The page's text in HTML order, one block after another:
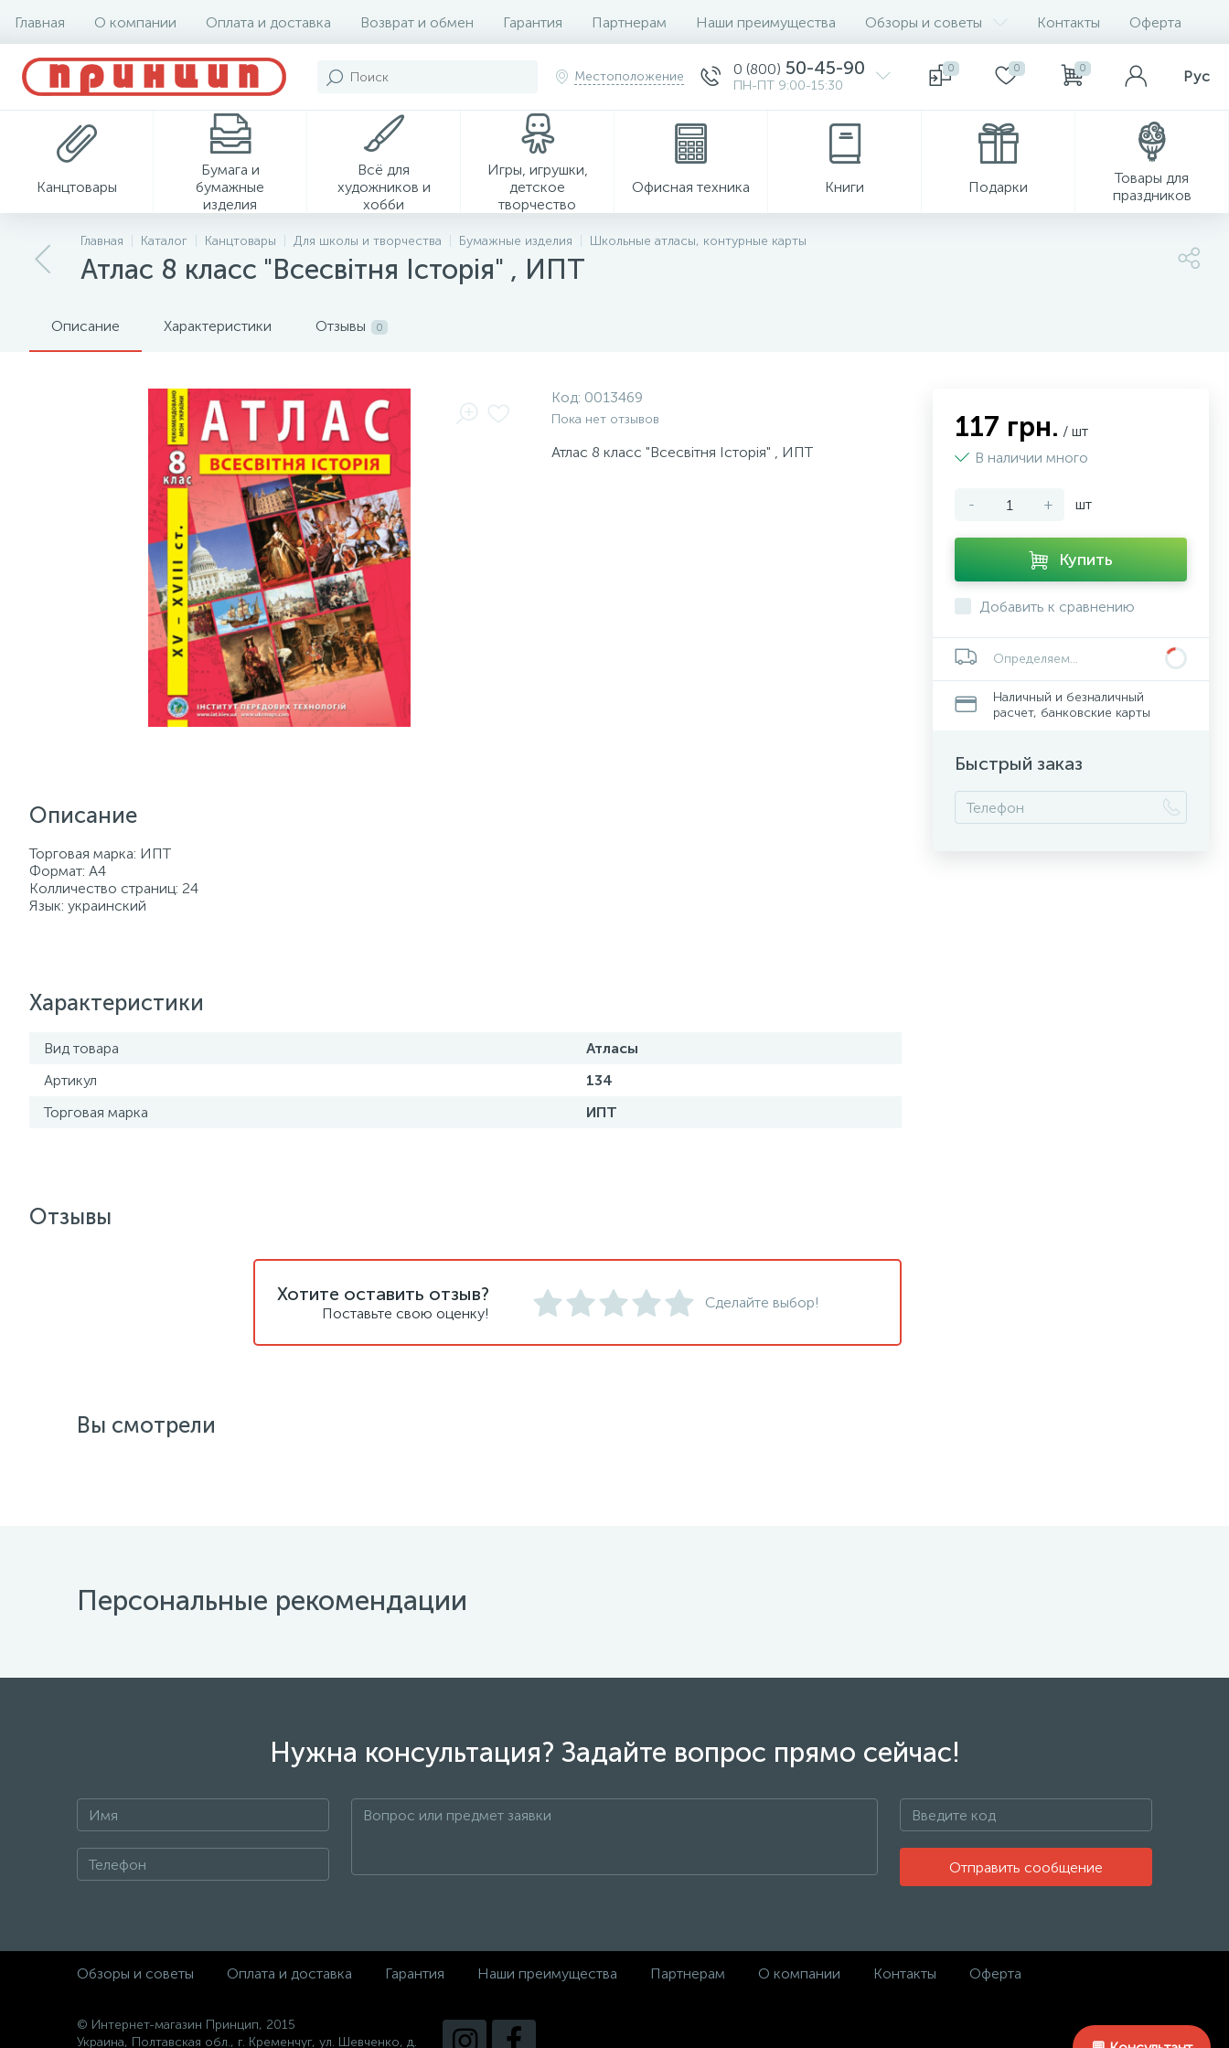
Главная О компании Оплата и доставка Возврат и обмен Гарантия Партнерам Наши преимущества Обзоры и советы Контакты Оферта
Местоположение 0 (800) 50-45-90
ПН-ПТ 9:00-15:30
0 0 0 Рус
Канцтовары
Бумага и
бумажные
изделия
Всё для
художников и
хобби
Игры, игрушки,
детское
творчество
Офисная техника Книги Подарки
Товары для
праздников
Главная Каталог Канцтовары Для школы и творчества Бумажные изделия Школьные атласы, контурные карты
Атлас 8 класс "Всесвітня Історія" , ИПТ
Описание Характеристики Отзывы 0
Код: 0013469
Пока нет отзывов
Атлас 8 класс "Всесвітня Історія" , ИПТ
Описание
Торговая марка: ИПТ
Формат: А4
Колличество страниц: 24
Язык: украинский
Характеристики
Вид товара
Атласы
Артикул
134
Торговая марка
ИПТ
117 грн. / шт
В наличии много
- + шт
Купить
Добавить к сравнению
Определяем...
Наличный и безналичный
расчет, банковские карты
Быстрый заказ
Отзывы
Хотите оставить отзыв?
Поставьте свою оценку!
Сделайте выбор!
Вы смотрели
Персональные рекомендации
Нужна консультация? Задайте вопрос прямо сейчас!
Отправить сообщение
Обзоры и советы Оплата и доставка Гарантия Наши преимущества Партнерам О компании Контакты Оферта
© Интернет-магазин Принцип, 2015
Украина, Полтавская обл., г. Кременчуг, ул. Шевченко, д.